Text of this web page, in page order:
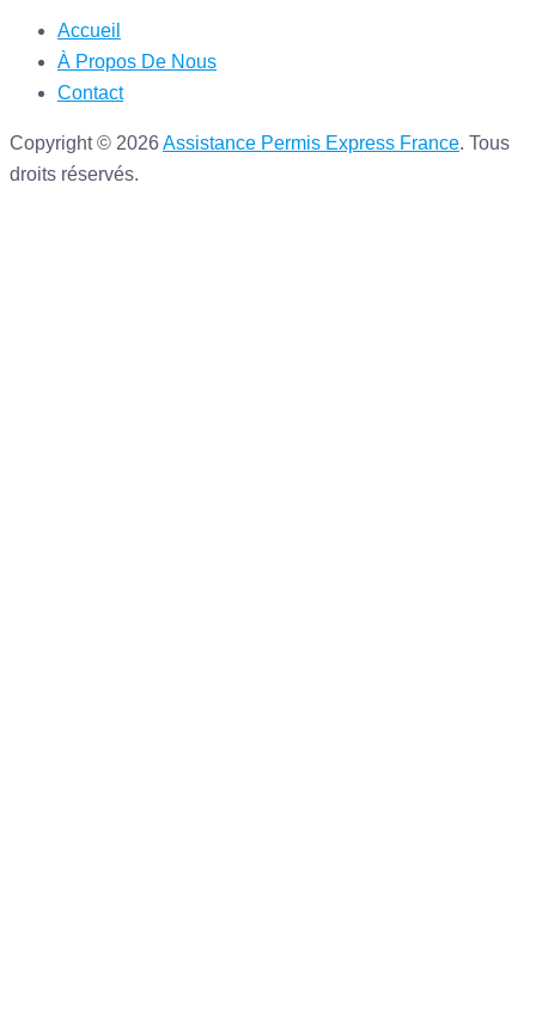
Accueil
À Propos De Nous
Contact
Copyright © 2026Assistance Permis Express France. Tous
droits réservés.